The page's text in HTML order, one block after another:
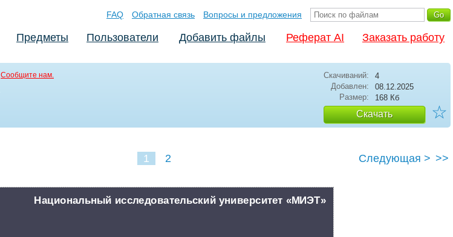
FAQ Обратная связь Вопросы и предложения
Предметы Пользователи Добавить файлы Реферат AI Заказать работу
Сообщите нам. Скачиваний:
4
Добавлен:
08.12.2025
Размер:
168 Кб
Скачать ☆
1 2 Следующая > >>
Национальный исследовательский университет «МИЭТ»